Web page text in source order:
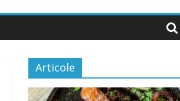
Articole